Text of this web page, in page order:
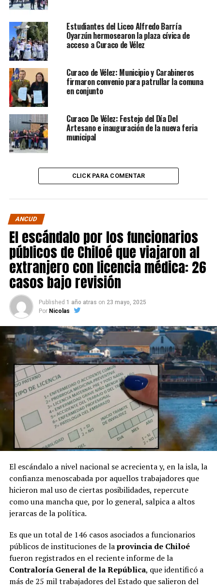
Estudiantes del Liceo Alfredo Barría
Oyarzún hermosearon la plaza cívica de
acceso a Curaco de Vélez
Curaco de Vélez: Municipio y Carabineros
firmaron convenio para patrullar la comuna
en conjunto
Curaco De Vélez: Festejo del Día Del
Artesano e inauguración de la nueva feria
municipal
CLICK PARA COMENTAR
ANCUD
El escándalo por los funcionarios
públicos de Chiloé que viajaron al
extranjero con licencia médica: 26
casos bajo revisión
Published 1 año atras on 23 mayo, 2025
Por Nicolas
El escándalo a nivel nacional se acrecienta y, en la isla, la
confianza menoscabada por aquellos trabajadores que
hicieron mal uso de ciertas posibilidades, repercute
como una mancha que, por lo general, salpica a altos
jerarcas de la política.
Es que un total de 146 casos asociados a funcionarios
públicos de instituciones de laprovincia de Chiloé
fueron registrados en el reciente informe de la
Contraloría General de la República, que identificó a
más de 25 mil trabajadores del Estado que salieron del